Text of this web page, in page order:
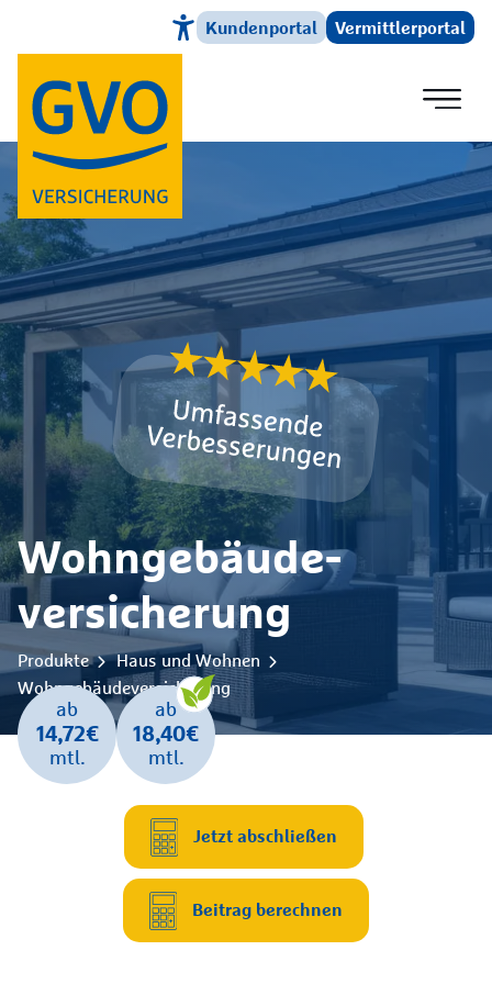
Direkt zum HauptinhaltKundenportal Vermittlerportal
Wohngebäude­
versicherung
Produkte
Haus und Wohnen
Wohngebäudeversicherung
Jetzt abschließen
Beitrag berechnen
ab
14,72€
mtl.
ab
18,40€
mtl.